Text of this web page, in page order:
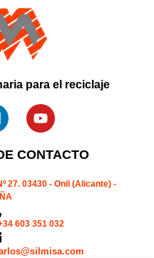
para el reciclaje
CONTACTO
27. 03430 - Onil (Alicante) -
603 351 032